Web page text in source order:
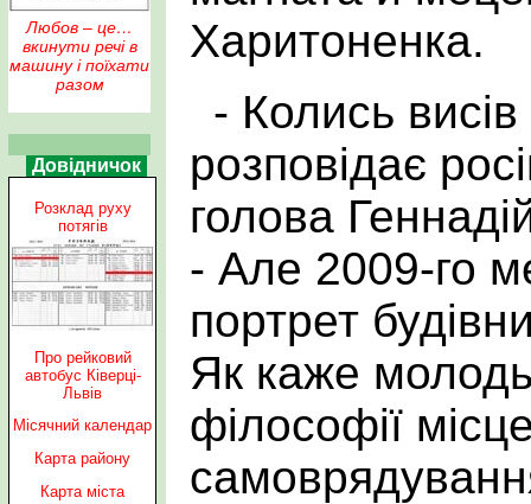
Любов – це…
вкинути речі в
машину і поїхати
разом
Довідничок
Розклад руху
потягів
Про рейковий
автобус Ківерці-
Львів
Місячний календар
Карта району
Карта міста
Харитоненка.
- Колись
розповідає
голова
- Але 2009-го
портрет
Як каже
філософії